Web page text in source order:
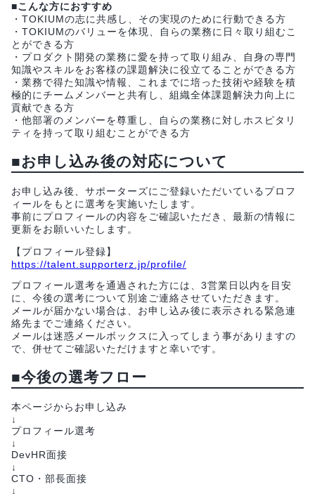
■こんな方におすすめ
・TOKIUMの志に共感し、その実現のために行動できる方
・TOKIUMのバリューを体現、自らの業務に日々取り組むこ
とができる方
・プロダクト開発の業務に愛を持って取り組み、自身の専門
知識やスキルをお客様の課題解決に役立てることができる方
・業務で得た知識や情報、これまでに培った技術や経験を積
極的にチームメンバーと共有し、組織全体課題解決力向上に
貢献できる方
・他部署のメンバーを尊重し、自らの業務に対しホスピタリ
ティを持って取り組むことができる方
■お申し込み後の対応について
お申し込み後、サポーターズにご登録いただいているプロフ
ィールをもとに選考を実施いたします。
事前にプロフィールの内容をご確認いただき、最新の情報に
更新をお願いいたします。
【プロフィール登録】
https://talent.supporterz.jp/profile/
プロフィール選考を通過された方には、3営業日以内を目安
に、今後の選考について別途ご連絡させていただきます。
メールが届かない場合は、お申し込み後に表示される緊急連
絡先までご連絡ください。
メールは迷惑メールボックスに入ってしまう事がありますの
で、併せてご確認いただけますと幸いです。
■今後の選考フロー
本ページからお申し込み
↓
プロフィール選考
↓
DevHR面接
↓
CTO・部長面接
↓